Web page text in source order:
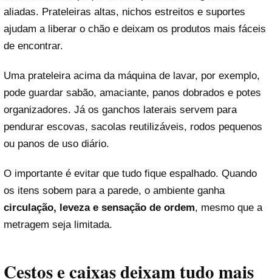
aliadas. Prateleiras altas, nichos estreitos e suportes
ajudam a liberar o chão e deixam os produtos mais fáceis
de encontrar.
Uma prateleira acima da máquina de lavar, por exemplo,
pode guardar sabão, amaciante, panos dobrados e potes
organizadores. Já os ganchos laterais servem para
pendurar escovas, sacolas reutilizáveis, rodos pequenos
ou panos de uso diário.
O importante é evitar que tudo fique espalhado. Quando
os itens sobem para a parede, o ambiente ganha
circulação, leveza e sensação de ordem, mesmo que a
metragem seja limitada.
Cestos e caixas deixam tudo mais